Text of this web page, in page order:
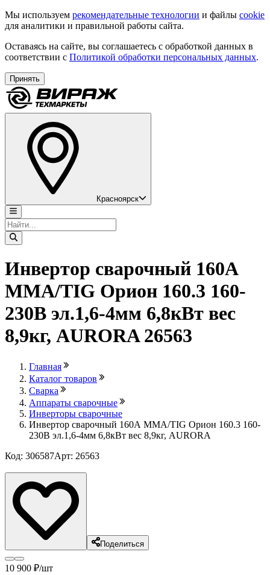
Мы используем рекомендательные технологии и файлы cookie
для аналитики и правильной работы сайта.
Оставаясь на сайте, вы соглашаетесь с обработкой данных в
соответствии с Политикой обработки персональных данных.
Принять
Красноярск
Инвертор сварочный 160А
ММА/TIG Орион 160.3 160-
230В эл.1,6-4мм 6,8кВт вес
8,9кг, AURORA 26563
Главная
Каталог товаров
Сварка
Аппараты сварочные
Инверторы сварочные
Инвертор сварочный 160А ММА/TIG Орион 160.3 160-
230В эл.1,6-4мм 6,8кВт вес 8,9кг, AURORA
Код: 306587Арт: 26563
Поделиться
10 900 ₽/шт